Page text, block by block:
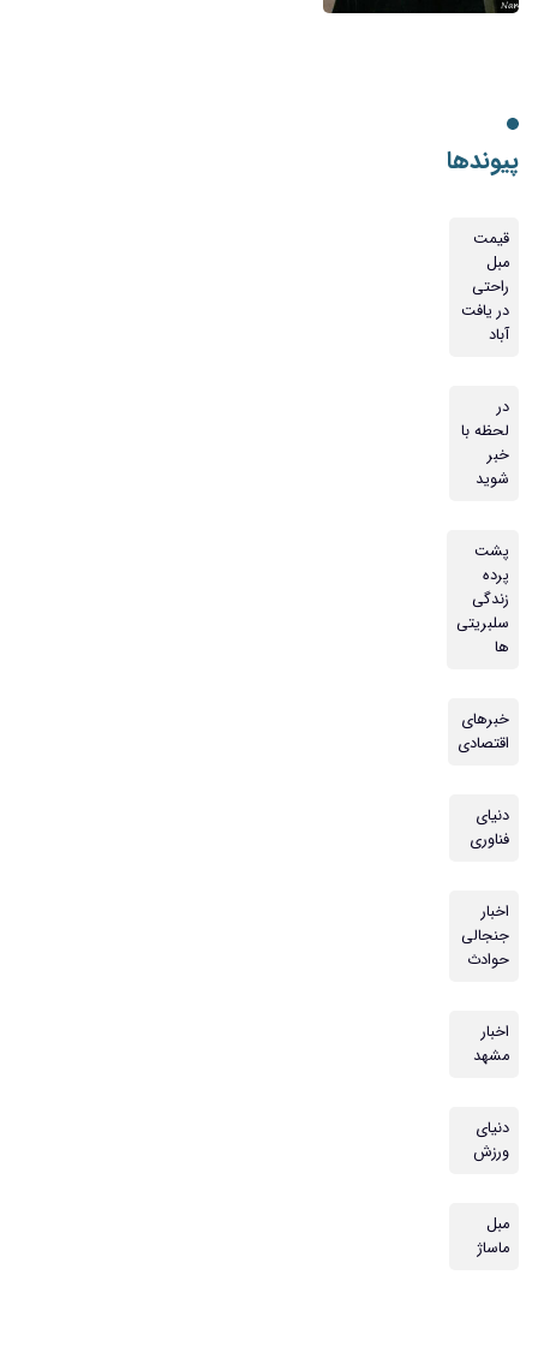
پیوندها
قیمت
مبل
راحتی
در یافت
آباد
در
لحظه با
خبر
شوید
پشت
پرده
زندگی
سلبریتی
ها
خبرهای
اقتصادی
دنیای
فناوری
اخبار
جنجالی
حوادث
اخبار
مشهد
دنیای
ورزش
مبل
ماساژ